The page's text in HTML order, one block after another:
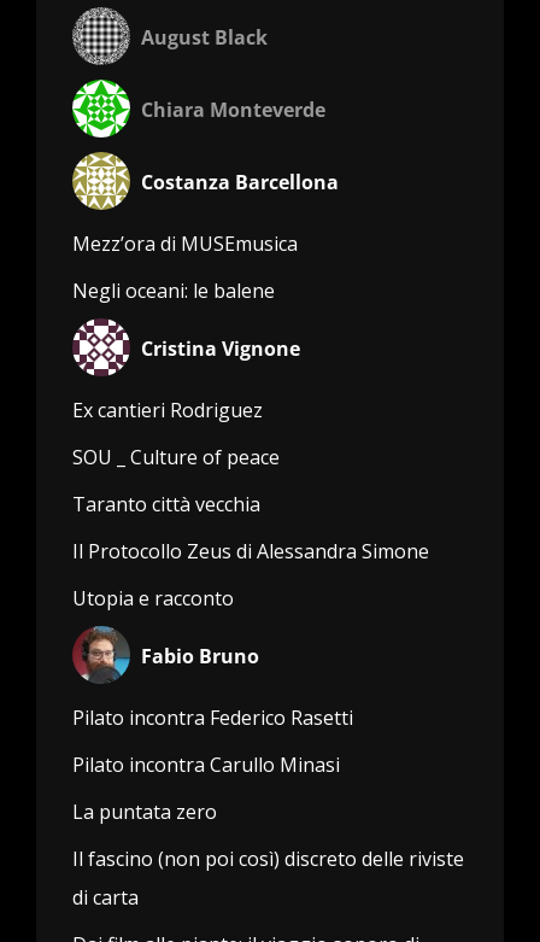
August Black
Chiara Monteverde
Costanza Barcellona
Mezz’ora di MUSEmusica
Negli oceani: le balene
Cristina Vignone
Ex cantieri Rodriguez
SOU _ Culture of peace
Taranto città vecchia
Il Protocollo Zeus di Alessandra Simone
Utopia e racconto
Fabio Bruno
Pilato incontra Federico Rasetti
Pilato incontra Carullo Minasi
La puntata zero
Il fascino (non poi così) discreto delle riviste
di carta